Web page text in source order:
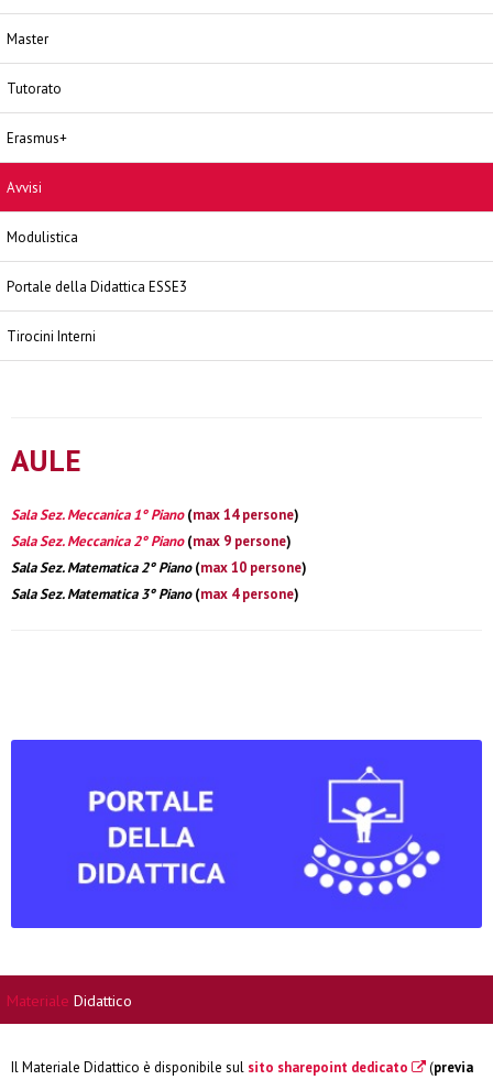
Master
Tutorato
Erasmus+
Avvisi
Modulistica
Portale della Didattica ESSE3
Tirocini Interni
AULE
Sala Sez. Meccanica 1° Piano(max 14 persone)
Sala Sez. Meccanica 2° Piano(max 9 persone)
Sala Sez. Matematica 2° Piano(max 10 persone)
Sala Sez. Matematica 3° Piano(max 4 persone)
Materiale Didattico
Il Materiale Didattico è disponibile sul sito sharepoint dedicato (previa